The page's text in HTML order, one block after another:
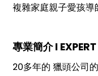
複雜家庭親子愛孩導
專業簡介 I
20多年的 獵頭公司